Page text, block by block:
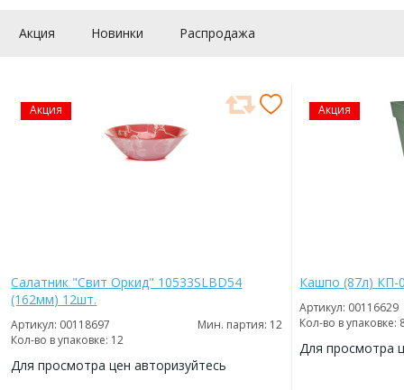
Акция Новинки Распродажа
Акция
Салатник "Свит Оркид" 10533SLBD54
(162мм) 12шт.
Артикул: 00118697
Мин. партия: 12
Кол-во в упаковке: 12
Для просмотра цен авторизуйтесь
Акция
Кашпо (87л) КП-
Артикул: 00116629
Кол-во в упаковке:
Для просмотра